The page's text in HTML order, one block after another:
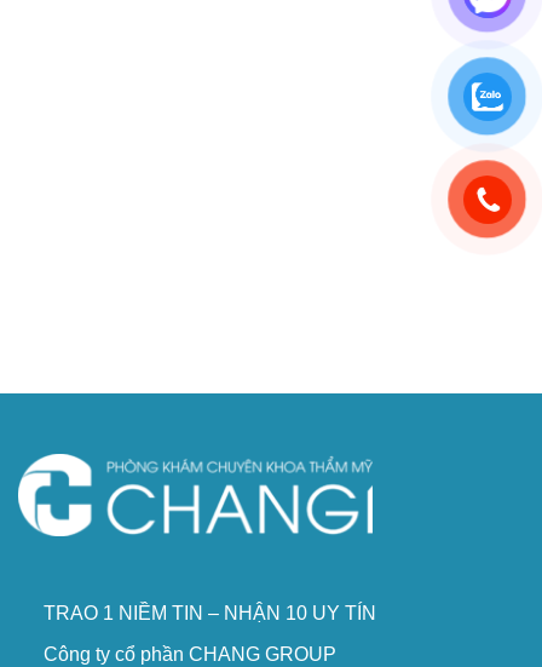
TRAO 1 NIỀM TIN – NHẬN 10 UY TÍN
Công ty cổ phần CHANG GROUP